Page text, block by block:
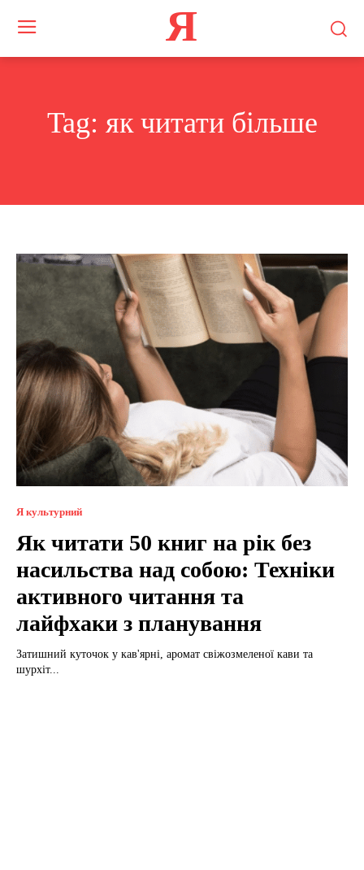
Я
Tag: як читати більше
Я культурний
Як читати 50 книг на рік без
насильства над собою: Техніки
активного читання та
лайфхаки з планування
Затишний куточок у кав'ярні, аромат свіжозмеленої кави та
шурхіт...